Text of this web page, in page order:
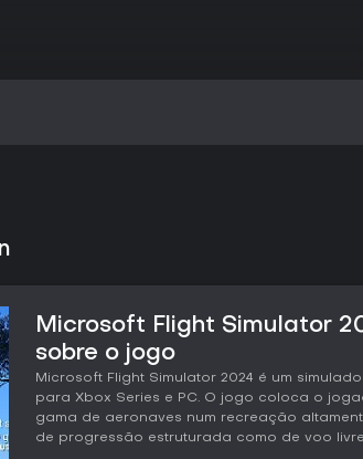
Microsoft Flight Simulator
sobre o jogo
Microsoft Flight Simulator 2024 é um
para Xbox Series e PC. O jogo coloca o
gama de aeronaves num recreação
de progressão estruturada como de voo